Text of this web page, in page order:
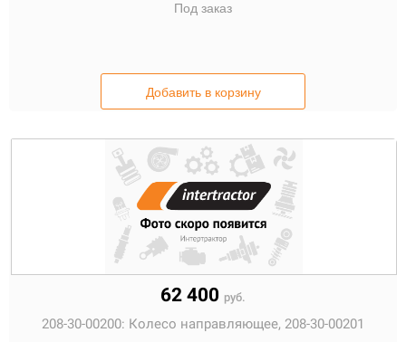
Под заказ
Добавить в корзину
62 400 руб.
208-30-00200: Колесо направляющее, 208-30-00201